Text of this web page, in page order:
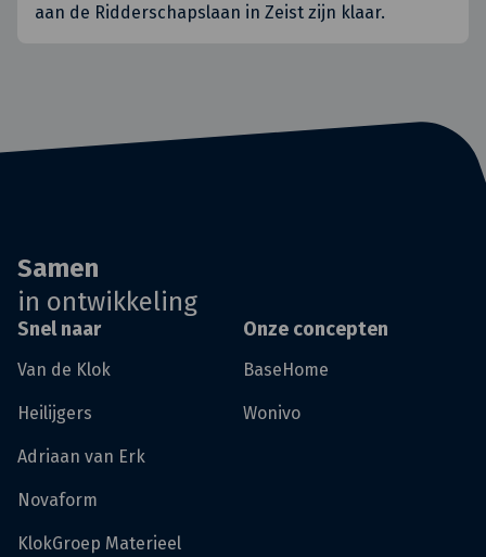
aan de Ridderschapslaan in Zeist zijn klaar.
Samen
in ontwikkeling
Snel naar
Van de Klok
Heilijgers
Adriaan van Erk
Novaform
KlokGroep Materieel
Onze concepten
BaseHome
Wonivo